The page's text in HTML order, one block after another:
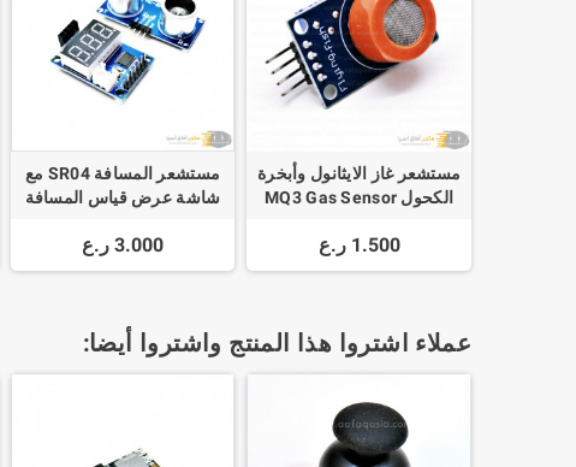
مستشعر غاز الايثانول وأبخرة
الكحول MQ3 Gas Sensor
1.500 ر.ع
مستشعر المسافة SR04 مع
شاشة عرض قياس المسافة
Measuring Distance
Sensor LED Display
3.000 ر.ع
عملاء اشتروا هذا المنتج واشتروا أيضا: